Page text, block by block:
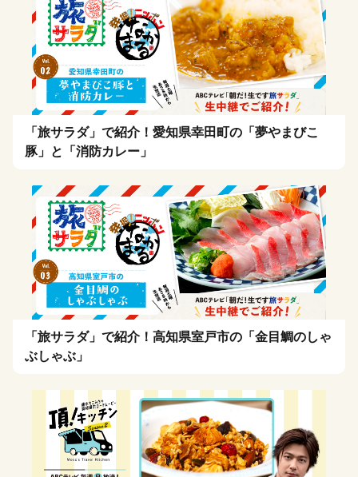
「旅サラダ」で紹介！愛知県幸田町の「夢やまびこ
豚」と「消防カレー」
「旅サラダ」で紹介！高知県室戸市の「金目鯛のしゃ
ぶしゃぶ」